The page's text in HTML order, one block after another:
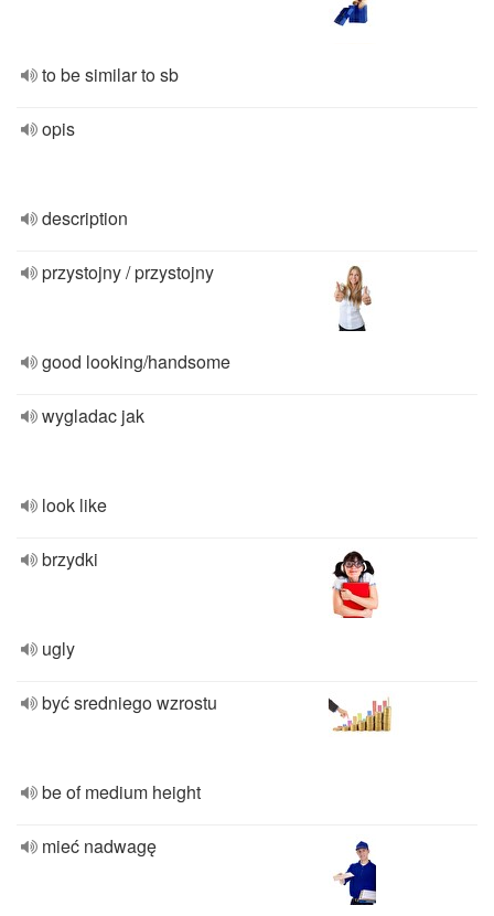
to be similar to sb
opis
description
przystojny / przystojny
good looking/handsome
wygladac jak
look like
brzydki
ugly
być sredniego wzrostu
be of medium height
mieć nadwagę